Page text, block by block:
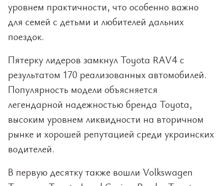
уровнем практичности, что особенно важно
для семей с детьми и любителей дальних
поездок.
Пятерку лидеров замкнул Toyota RAV4 с
результатом 170 реализованных автомобилей.
Популярность модели объясняется
легендарной надежностью бренда Toyota,
высоким уровнем ликвидности на вторичном
рынке и хорошей репутацией среди украинских
водителей.
В первую десятку также вошли Volkswagen